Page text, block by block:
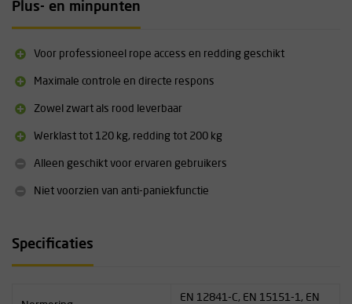
tisch/low-stretch)
Maximale afdaalsnelheid: 2 m/s
Maximale werklast: 120 kg (reddingsconfiguratie tot 200 kg)
Maximale afdaalhoogte: 100 m
Type: afdaalapparaat zonder anti-paniekfunctie (geschikt voor
Certificeringen: EN 12841C:2006, EN 341/2A:2011, EN 15151-
Kleur: zwart of rood geanodiseerd
Plus- en minpunten
Voor professioneel rope access en redding geschikt
Maximale controle en directe respons
Zowel zwart als rood leverbaar
Werklast tot 120 kg, redding tot 200 kg
Alleen geschikt voor ervaren gebruikers
Niet voorzien van anti-paniekfunctie
Specificaties
EN 12841-C, EN 15151-1, EN